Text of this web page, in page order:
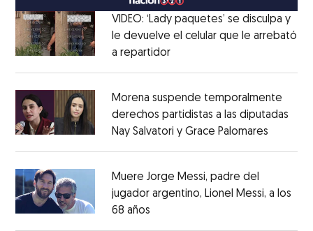
VIDEO: ‘Lady paquetes’ se disculpa y
le devuelve el celular que le arrebató
a repartidorOpens in new window
Morena suspende temporalmente
derechos partidistas a las diputadas
Nay Salvatori y Grace Palomares
Muere Jorge Messi, padre del
jugador argentino, Lionel Messi, a los
68 años